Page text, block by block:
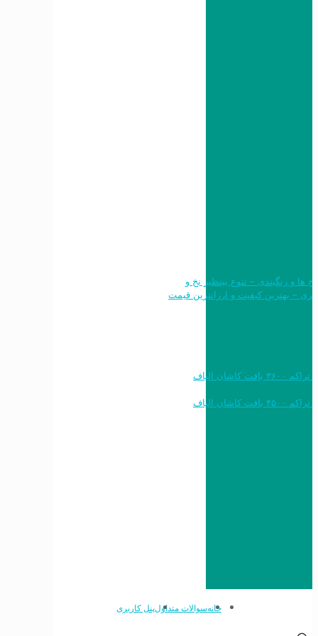
طرح ها و رنگبندی – تنوع بینظیر نخ و
خرید به قیمت فرش ماشینی ۱۲۰۰ شانه تراکم ۳۶۰۰ بافت کاشان الیاف
خرید به قیمت فرش ماشینی ۱۵۰۰ شانه تراکم ۴۵۰۰ بافت کاشان الیاف
خانهسوالات متداولپنل کاربری